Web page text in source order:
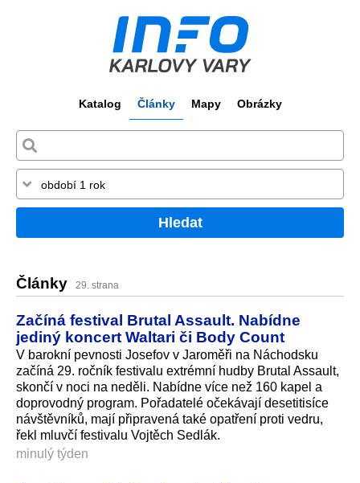
Katalog Články Mapy Obrázky
Hledat
Články 29. strana
Začíná festival Brutal Assault. Nabídne
jediný koncert Waltari či Body Count
V barokní pevnosti Josefov v Jaroměři na Náchodsku
začíná 29. ročník festivalu extrémní hudby Brutal Assault,
skončí v noci na neděli. Nabídne více než 160 kapel a
doprovodný program. Pořadatelé očekávají desetitisíce
návštěvníků, mají připravená také opatření proti vedru,
řekl mluvčí festivalu Vojtěch Sedlák.
minulý týden